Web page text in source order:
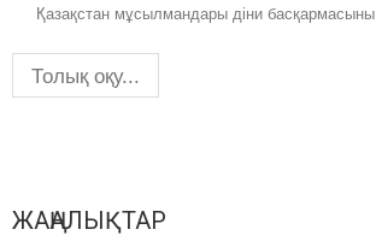
Қазақстан мұсылмандары діни басқармасыны
Толық оқу...
ЖАҢАЛЫҚТАР